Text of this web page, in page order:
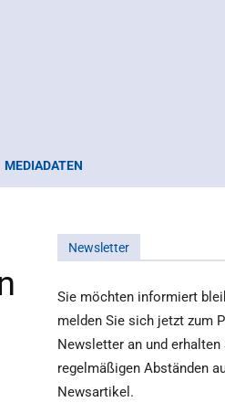
MEDIADATEN
Newsletter
Sie möchten informiert
melden Sie sich jetzt zum
Newsletter an und erhalten
regelmäßigen Abständen
Newsartikel.